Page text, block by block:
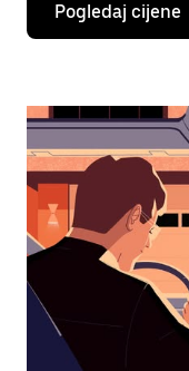
tipku
sa
za
s
kalendarom
odaberi
datum.
Pritisni
tipku
escape
zatvaranje
kalendara.
Pogledaj cijene